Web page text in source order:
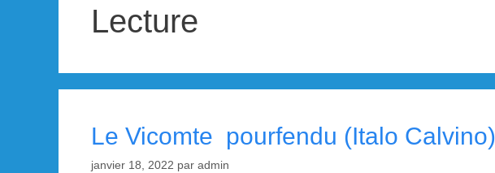
Lecture
Le Vicomte pourfendu (Italo Calvino)
janvier 18, 2022 par admin